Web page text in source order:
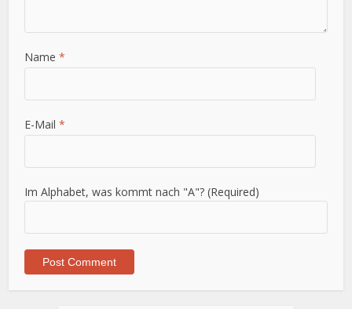
Name*
E-Mail*
Im Alphabet, was kommt nach "A"? (Required)